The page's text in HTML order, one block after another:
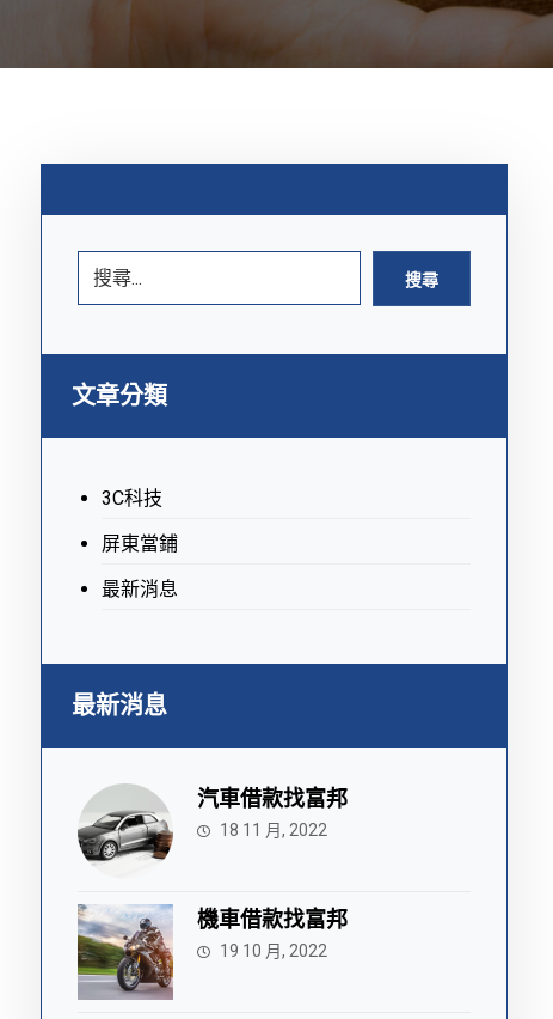
搜尋
文章分類
3C科技
屏東當鋪
最新消息
最新消息
汽車借款找富邦
18 11 月, 2022
機車借款找富邦
19 10 月, 2022